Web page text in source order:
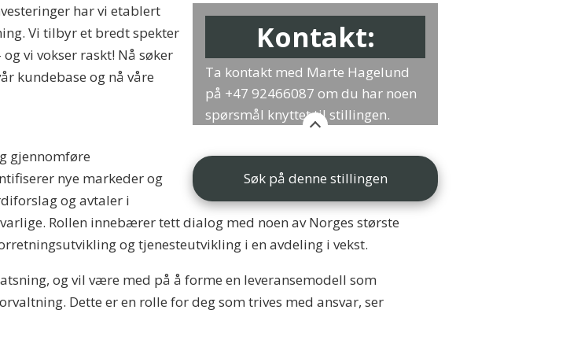
Kontakt:
Ta kontakt med Marte Hagelund
på +47 92466087 om du har noen
spørsmål knyttet til stillingen.
har vi etablert
Vi tilbyr et bredt spekter
vi vokser raskt! Nå søker
kundebase og nå våre
Søk på denne stillingen
gjennomføre
nye markeder og
og avtaler i
Rollen innebærer tett dialog med noen av Norges største
og tjenesteutvikling i en avdeling i vekst.
og vil være med på å forme en leveransemodell som
Dette er en rolle for deg som trives med ansvar, ser